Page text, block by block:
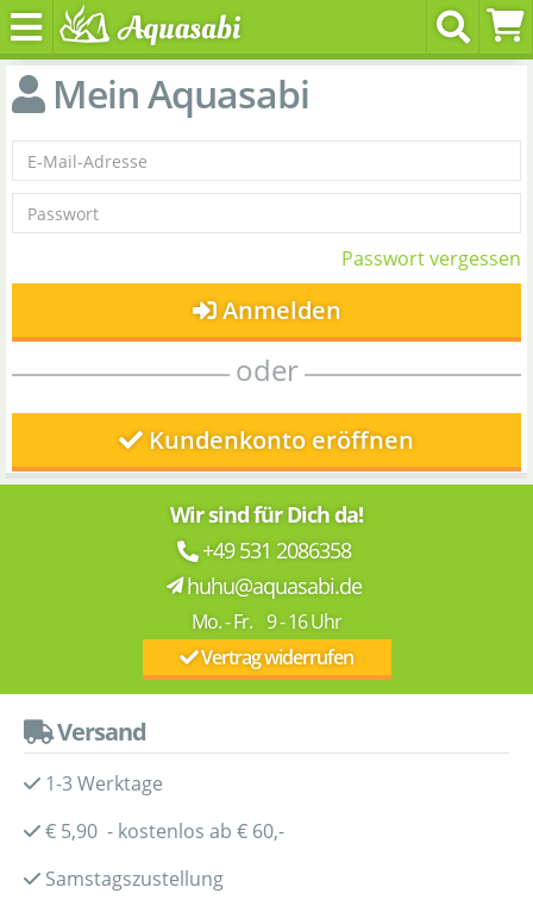
Mein Aquasabi
Passwort vergessen
Anmelden
oder
Kundenkonto eröffnen
Wir sind für Dich da!
+49 531 2086358
huhu@aquasabi.de
Mo. - Fr. 9 - 16 Uhr
Vertrag widerrufen
Versand
1-3 Werktage
€ 5,90 - kostenlos ab € 60,-
Samstagszustellung